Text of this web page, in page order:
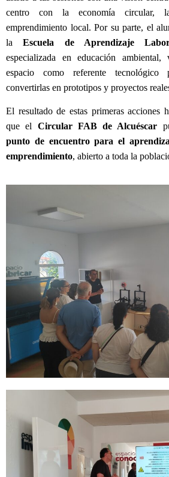
centro con la economía circular,
emprendimiento local.Por su parte, el
laEscuela de Aprendizaje
especializada en educación
espacio como referente
convertirlas en prototipos y proyectos
El resultado de estas primeras acciones
que el Circular FAB de Alcuéscar
punto de encuentro para el
emprendimiento, abierto a toda la